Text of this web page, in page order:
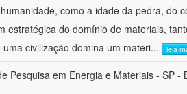
como a idade da pedra, do
estratégica do domínio de materiais,
civilização domina um materi... leia
Pesquisa em Energia e Materiais - SP -